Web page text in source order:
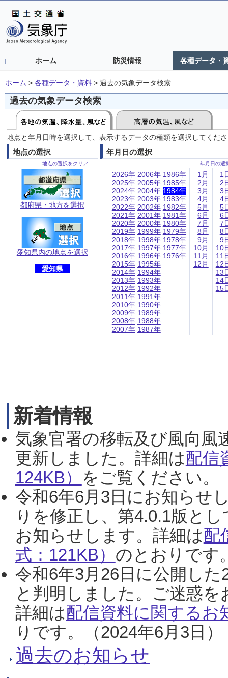
ホーム 防災情報 各種データ・
ホーム > 各種データ・資料 > 過去の気象データ検索
過去の気象データ検索
地点と年月日時を選択して、表示するデータの種類を選択してくだ
地点の選択
地点の選択をクリア
都府県・地方を選択
愛知県内の地点を選択
愛知県
年月日の選択
年月日の選
2026年
2025年
2024年
2023年
2022年
2021年
2020年
2019年
2018年
2017年
2016年
2015年
2014年
2013年
2012年
2011年
2010年
2009年
2008年
2007年
2006年
2005年
2004年
2003年
2002年
2001年
2000年
1999年
1998年
1997年
1996年
1995年
1994年
1993年
1992年
1991年
1990年
1989年
1988年
1987年
1986年
1985年
1984年
1983年
1982年
1981年
1980年
1979年
1978年
1977年
1976年
1月
2月
3月
4月
5月
6月
7月
8月
9月
10月
11月
12月
1
2
3
4
5
6
7
8
9
10
11
12
13
14
15
新着情報
気象官署の移転及び風向風
更新しました。詳細は配信
124KB） をご覧ください。
令和6年6月3日にお知らせ
りを修正し、第4.0.1版と
お知らせします。詳細は配
式：121KB） のとおりです
令和6年3月26日に公開し
と判明しました。ご迷惑
詳細は配信資料に関するお
りです。（2024年6月3日）
過去のお知らせ